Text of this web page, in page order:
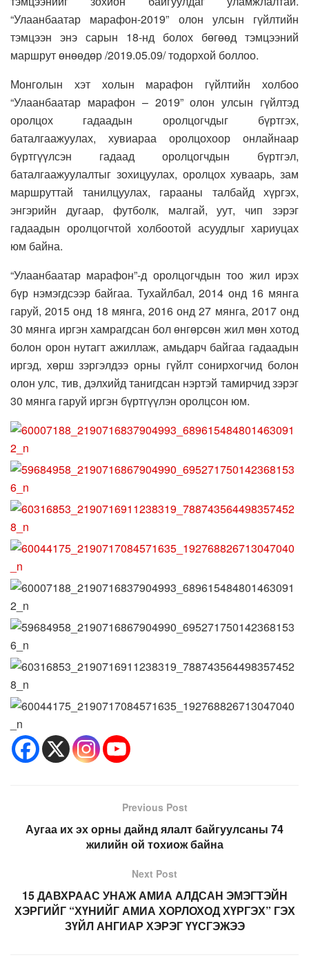
“Улаанбаатар марафон-2019” олон улсын гүйлтийн
тэмцээн энэ сарын 18-нд болох бөгөөд тэмцээний
маршрут өнөөдөр /2019.05.09/ тодорхой боллоо.
Монголын хэт холын марафон гүйлтийн холбоо
“Улаанбаатар марафон – 2019” олон улсын гүйлтэд
оролцох гадаадын оролцогчдыг бүртгэх,
баталгаажуулах, хувиараа оролцохоор онлайнаар
бүртгүүлсэн гадаад оролцогчдын бүртгэл,
баталгаажуулалтыг зохицуулах, оролцох хуваарь, зам
маршруттай танилцуулах, гарааны талбайд хүргэх,
энгэрийн дугаар, футболк, малгай, уут, чип зэрэг
гадаадын оролцогчтой холбоотой асуудлыг хариуцах
юм байна.
“Улаанбаатар марафон”-д оролцогчдын тоо жил ирэх
бүр нэмэгдсээр байгаа. Тухайлбал, 2014 онд 16 мянга
гаруй, 2015 онд 18 мянга, 2016 онд 27 мянга, 2017 онд
30 мянга иргэн хамрагдсан бол өнгөрсөн жил мөн хотод
болон орон нутагт ажиллаж, амьдарч байгаа гадаадын
иргэд, хөрш зэргэлдээ орны гүйлт сонирхогчид болон
олон улс, тив, дэлхийд танигдсан нэртэй тамирчид зэрэг
30 мянга гаруй иргэн бүртгүүлэн оролцсон юм.
Previous Post
Аугаа их эх орны дайнд ялалт байгуулсаны 74
жилийн ой тохиож байна
Next Post
15 ДАВХРААС УНАЖ АМИА АЛДСАН ЭМЭГТЭЙН
ХЭРГИЙГ “ХҮНИЙГ АМИА ХОРЛОХОД ХҮРГЭХ” ГЭХ
ЗҮЙЛ АНГИАР ХЭРЭГ ҮҮСГЭЖЭЭ